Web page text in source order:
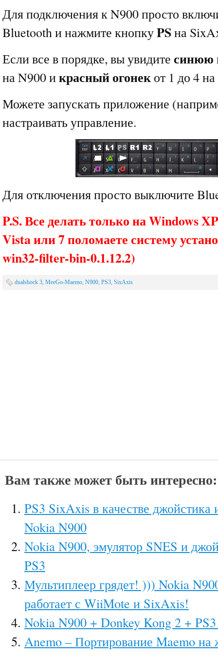
Для подключения к N900 просто
Bluetooth и нажмите кнопкуPSна
Если все в порядке, вы увидите синюю
на N900 икрасный огонек от 1 до 4
Можете запускать приложение
настраивать управление.
Для отключения просто выключите
P.S. Все делать только на Windows
Vista или 7 поломаете систему
win32-filter-bin-0.1.12.2)
dualshock 3, MeeGo-Maemo, N900, PS3, SixAxis
Вам также может быть интересно:
PS3 SixAxis в качестве
Nokia N900
Nokia N900, эмулятор SNES и
PS3
Мультиплеер грядет! ))) Nokia
работает с WiiMote и SixAxis!
Nokia N900 + Donkey Kong 2 +
Anemo – Портирование Maemo на